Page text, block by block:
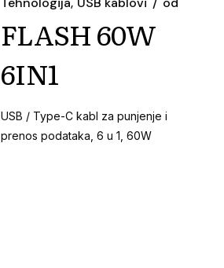
FLASH 60W
6IN1
USB / Type-C kabl za punjenje i
prenos podataka, 6 u 1, 60W